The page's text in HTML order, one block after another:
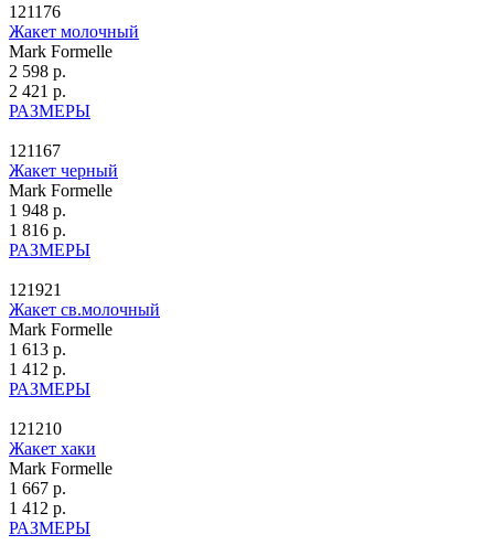
121176
Жакет молочный
Mark Formelle
2 598 р.
2 421 р.
РАЗМЕРЫ
121167
Жакет черный
Mark Formelle
1 948 р.
1 816 р.
РАЗМЕРЫ
121921
Жакет св.молочный
Mark Formelle
1 613 р.
1 412 р.
РАЗМЕРЫ
121210
Жакет хаки
Mark Formelle
1 667 р.
1 412 р.
РАЗМЕРЫ